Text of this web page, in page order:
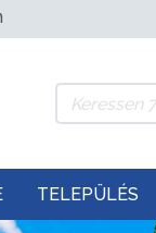
TELEPÜLÉS